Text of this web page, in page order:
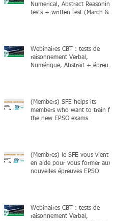
Numerical, Abstract Reasoning
tests + written test (March &
Webinaires CBT : tests de
raisonnement Verbal,
Numérique, Abstrait + épreuve
(Members) SFE helps its
members who want to train for
the new EPSO exams
(Membres) le SFE vous vient
en aide pour vous former aux
nouvelles épreuves EPSO
Webinaires CBT : tests de
raisonnement Verbal,